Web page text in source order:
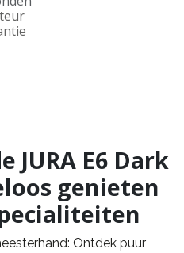
JURA E6 Dark
genieten
Ontdek puur